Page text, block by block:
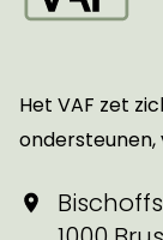
Het VAF zet
ondersteunen,